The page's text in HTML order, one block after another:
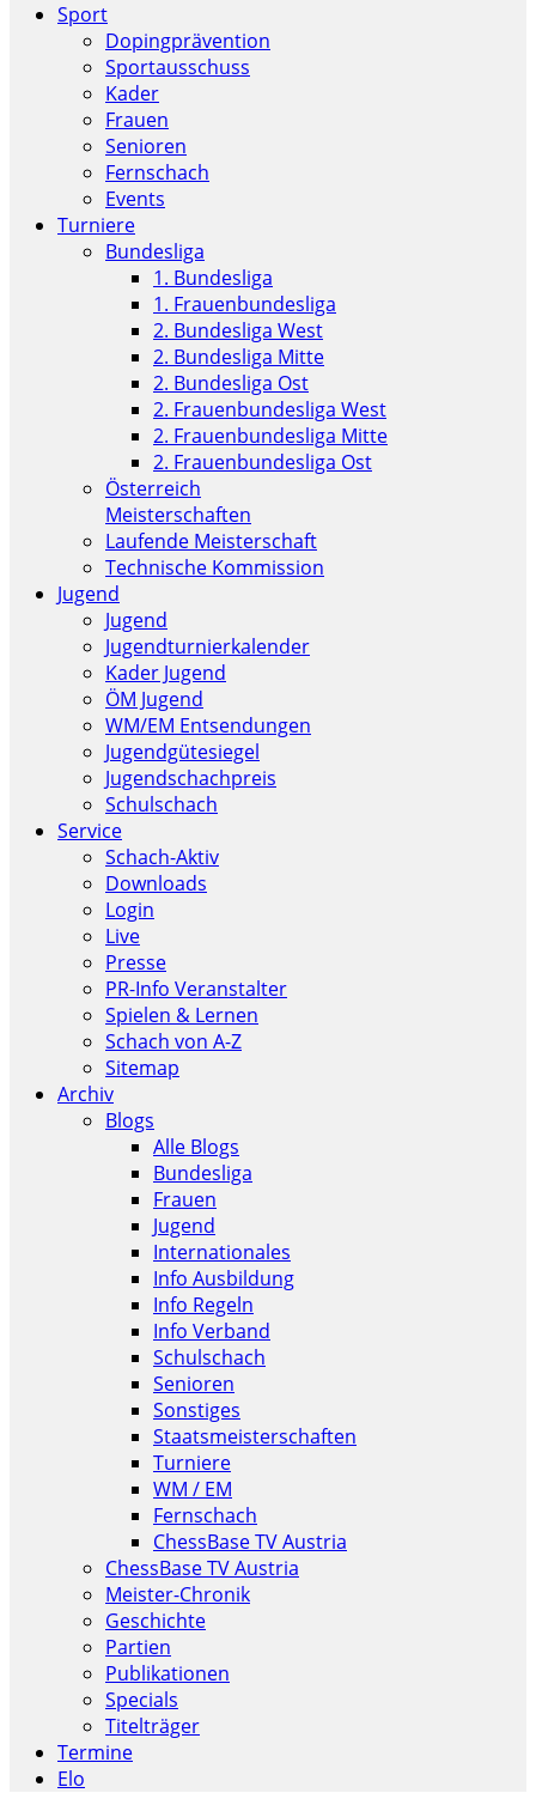
Sport
Dopingprävention
Sportausschuss
Kader
Frauen
Senioren
Fernschach
Events
Turniere
Bundesliga
1. Bundesliga
1. Frauenbundesliga
2. Bundesliga West
2. Bundesliga Mitte
2. Bundesliga Ost
2. Frauenbundesliga West
2. Frauenbundesliga Mitte
2. Frauenbundesliga Ost
Österreich
Meisterschaften
Laufende Meisterschaft
Technische Kommission
Jugend
Jugend
Jugendturnierkalender
Kader Jugend
ÖM Jugend
WM/EM Entsendungen
Jugendgütesiegel
Jugendschachpreis
Schulschach
Service
Schach-Aktiv
Downloads
Login
Live
Presse
PR-Info Veranstalter
Spielen & Lernen
Schach von A-Z
Sitemap
Archiv
Blogs
Alle Blogs
Bundesliga
Frauen
Jugend
Internationales
Info Ausbildung
Info Regeln
Info Verband
Schulschach
Senioren
Sonstiges
Staatsmeisterschaften
Turniere
WM / EM
Fernschach
ChessBase TV Austria
ChessBase TV Austria
Meister-Chronik
Geschichte
Partien
Publikationen
Specials
Titelträger
Termine
Elo